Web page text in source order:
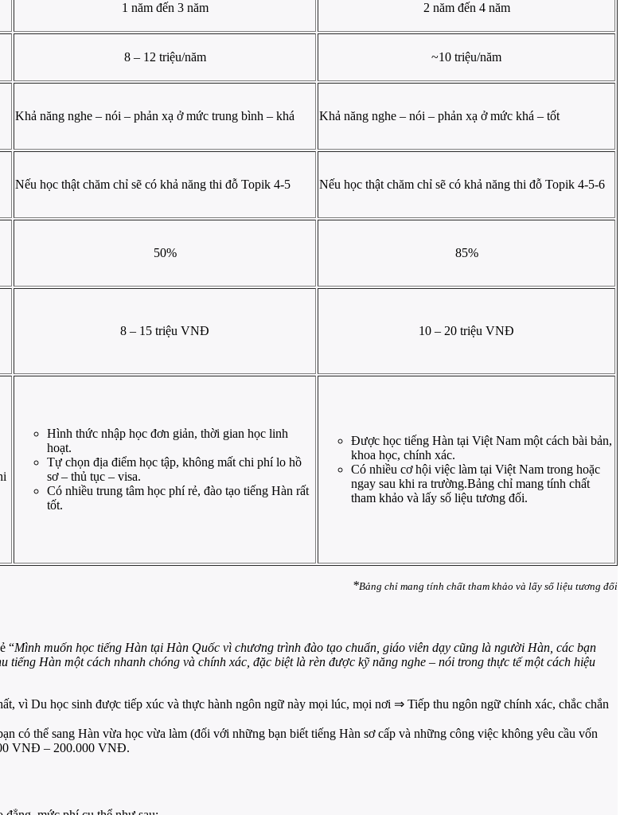
1 năm đến 3 năm 2 năm đến 4 năm
8 – 12 triệu/năm ~10 triệu/năm
Khả năng nghe – nói – phản xạ ở mức trung bình – khá Khả năng nghe – nói – phản xạ ở mức khá – tốt
Nếu học thật chăm chỉ sẽ có khả năng thi đỗ Topik 4-5 Nếu học thật chăm chỉ sẽ có khả năng thi đỗ Topik 4-5-6
50% 85%
8 – 15 triệu VNĐ 10 – 20 triệu VNĐ
Hình thức nhập học đơn giản, thời gian học linh
hoạt.
Tự chọn địa điểm học tập, không mất chi phí lo hồ
sơ – thủ tục – visa.
Có nhiều trung tâm học phí rẻ, đào tạo tiếng Hàn rất
tốt.
Được học tiếng Hàn tại Việt Nam một cách bài bản,
khoa học, chính xác.
Có nhiều cơ hội việc làm tại Việt Nam trong hoặc
ngay sau khi ra trường.Bảng chỉ mang tính chất
tham khảo và lấy số liệu tương đối.
*Bảng chỉ mang tính chất tham khảo và lấy số liệu tương đối
“Mình muốn học tiếng Hàn tại Hàn Quốc vì chương trình đào tạo chuẩn, giáo viên dạy cũng là người Hàn, các bạn
Hàn một cách nhanh chóng và chính xác, đặc biệt là rèn được kỹ năng nghe – nói trong thực tế một cách hiệu
vì Du học sinh được tiếp xúc và thực hành ngôn ngữ này mọi lúc, mọi nơi ⇒ Tiếp thu ngôn ngữ chính xác, chắc chắn
có thể sang Hàn vừa học vừa làm (đối với những bạn biết tiếng Hàn sơ cấp và những công việc không yêu cầu vốn
VNĐ – 200.000 VNĐ.